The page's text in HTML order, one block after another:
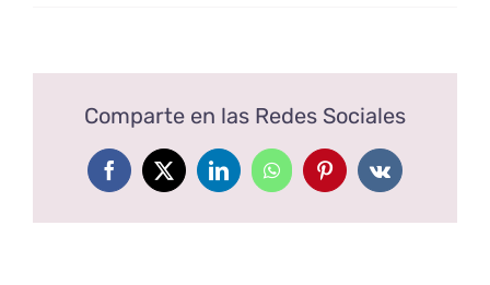
Comparte en las Redes Sociales
Facebook
X LinkedInWhatsAppPinterestVk